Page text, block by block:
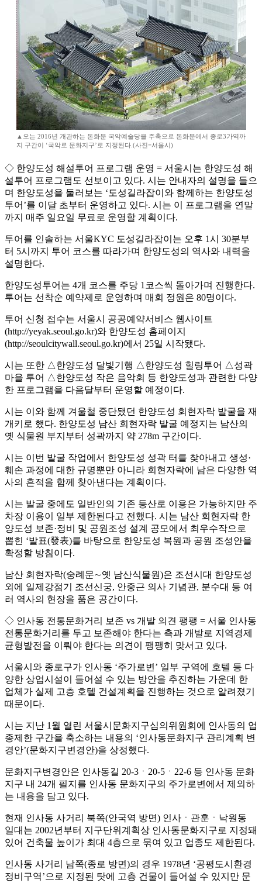
▲오는 2016년 개관하는 돈화문 국악예술당을 주축으로 돈화문에서 종로3가역까
지 구간이 ‘국악로 문화지구’로 지정된다.(사진=서울시)
◇ 한양도성 해설투어 프로그램 운영 = 서울시는 한양도성 해
설투어 프로그램도 선보이고 있다. 시는 안내자의 설명을 들으
며 한양도성을 둘러보는 ‘도성길라잡이와 함께하는 한양도성
투어’를 이달 초부터 운영하고 있다. 시는 이 프로그램을 연말
까지 매주 일요일 무료로 운영할 계획이다.
투어를 인솔하는 서울KYC 도성길라잡이는 오후 1시 30분부
터 5시까지 투어 코스를 따라가며 한양도성의 역사와 내력을
설명한다.
한양도성투어는 4개 코스를 주당 1코스씩 돌아가며 진행한다.
투어는 선착순 예약제로 운영하며 매회 정원은 80명이다.
투어 신청 접수는 서울시 공공예약서비스 웹사이트
(http://yeyak.seoul.go.kr)와 한양도성 홈페이지
(http://seoulcitywall.seoul.go.kr)에서 25일 시작됐다.
시는 또한 △한양도성 달빛기행 △한양도성 힐링투어 △성곽
마을 투어 △한양도성 작은 음악회 등 한양도성과 관련한 다양
한 프로그램을 다음달부터 운영할 예정이다.
시는 이와 함께 겨울철 중단됐던 한양도성 회현자락 발굴을 재
개키로 했다. 한양도성 남산 회현자락 발굴 예정지는 남산의
옛 식물원 부지부터 성곽까지 약 278m 구간이다.
시는 이번 발굴 작업에서 한양도성 성곽 터를 찾아내고 생성·
훼손 과정에 대한 규명뿐만 아니라 회현자락에 남은 다양한 역
사의 흔적을 함께 찾아낸다는 계획이다.
시는 발굴 중에도 일반인의 기존 등산로 이용은 가능하지만 주
차장 이용이 일부 제한된다고 전했다. 시는 남산 회현자락 한
양도성 보존·정비 및 공원조성 설계 공모에서 최우수작으로
뽑힌 ‘발표(發表)를 바탕으로 한양도성 복원과 공원 조성안을
확정할 방침이다.
남산 회현자락(숭례문∼옛 남산식물원)은 조선시대 한양도성
외에 일제강점기 조선신궁, 안중근 의사 기념관, 분수대 등 여
러 역사의 현장을 품은 공간이다.
◇ 인사동 전통문화거리 보존 vs 개발 의견 팽팽 = 서울 인사동
전통문화거리를 두고 보존해야 한다는 측과 개발로 지역경제
균형발전을 이뤄야 한다는 의견이 팽팽히 맞서고 있다.
서울시와 종로구가 인사동 ‘주가로변’ 일부 구역에 호텔 등 다
양한 상업시설이 들어설 수 있는 방안을 추진하는 가운데 한
업체가 실제 고층 호텔 건설계획을 진행하는 것으로 알려졌기
때문이다.
시는 지난 1월 열린 서울시문화지구심의위원회에 인사동의 업
종제한 구간을 축소하는 내용의 ‘인사동문화지구 관리계획 변
경안’(문화지구변경안)을 상정했다.
문화지구변경안은 인사동길 20-3ㆍ20-5ㆍ22-6 등 인사동 문화
지구 내 24개 필지를 인사동 문화지구의 주가로변에서 제외하
는 내용을 담고 있다.
현재 인사동 사거리 북쪽(안국역 방면) 인사ㆍ관훈ㆍ낙원동
일대는 2002년부터 지구단위계획상 인사동문화지구로 지정돼
있어 건축물 높이가 최대 4층으로 묶여 있고 업종도 제한된다.
인사동 사거리 남쪽(종로 방면)의 경우 1978년 ‘공평도시환경
정비구역’으로 지정된 탓에 고층 건물이 들어설 수 있지만 문